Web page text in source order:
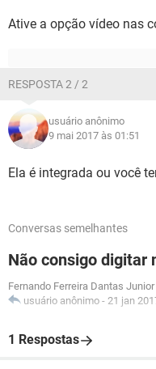
Ative a opção vídeo nas
RESPOSTA 2 / 2
usuário anônimo
9 mai 2017 às 01:51
Ela é integrada ou você
Conversas semelhantes
Não consigo digitar
Fernando Ferreira Dantas Junior
usuário anônimo - 21 jan
1 Respostas